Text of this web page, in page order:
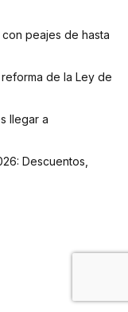
peajes de hasta
de la Ley de
llegar a
Descuentos,